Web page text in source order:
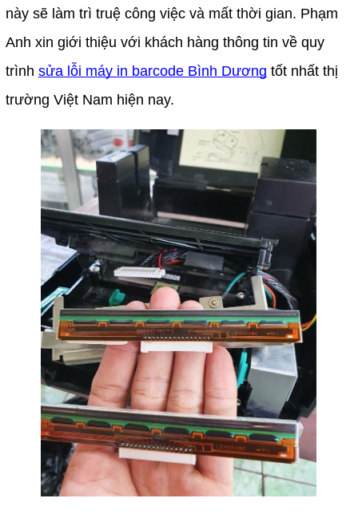
này sẽ làm trì truệ công việc và mất thời gian. Phạm
Anh xin giới thiệu với khách hàng thông tin về quy
trình sửa lỗi máy in barcode Bình Dương tốt nhất thị
trường Việt Nam hiện nay.